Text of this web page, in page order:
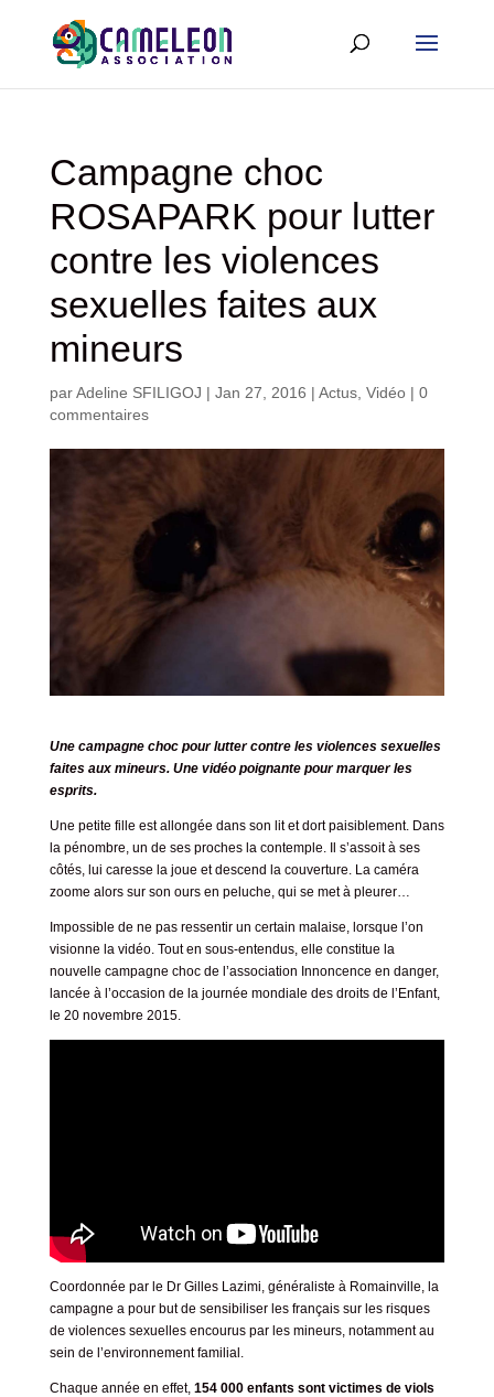
Campagne choc
ROSAPARK pour lutter
contre les violences
sexuelles faites aux
mineurs
parAdeline SFILIGOJ | Jan 27, 2016 | Actus, Vidéo| 0
commentaires
Une campagne choc pour lutter contre les violences sexuelles
faites aux mineurs. Une vidéo poignante pour marquer les
esprits.
Une petite fille est allongée dans son lit et dort paisiblement. Dans
la pénombre, un de ses proches la contemple. Il s’assoit à ses
côtés, lui caresse la joue et descend la couverture. La caméra
zoome alors sur son ours en peluche, qui se met à pleurer…
Impossible de ne pas ressentir un certain malaise, lorsque l’on
visionne la vidéo. Tout en sous-entendus, elle constitue la
nouvelle campagne choc de l’association Innoncence en danger,
lancée à l’occasion de la journée mondiale des droits de l’Enfant,
le 20 novembre 2015.
Coordonnée par le Dr Gilles Lazimi, généraliste à Romainville, la
campagne a pour but de sensibiliser les français sur les risques
de violences sexuelles encourus par les mineurs, notamment au
sein de l’environnement familial.
Chaque année en effet, 154 000 enfants sont victimes de viols